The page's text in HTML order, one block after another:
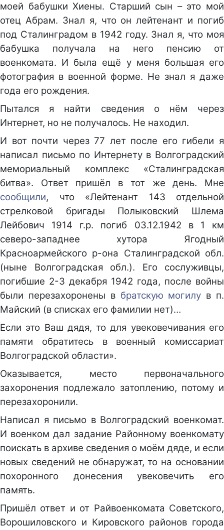
моей бабушки Хиены. Старший сын – это мой
отец Абрам. Знал я, что он лейтенант и погиб
под Сталинградом в 1942 году. Знал я, что моя
бабушка получала на него пенсию от
военкомата. И была ещё у меня большая его
фотография в военной форме. Не знал я даже
года его рождения.
Пытался я найти сведения о нём через
Интернет, но не получалось. Не находил.
И вот почти через 77 лет после его гибели я
написал письмо по Интернету в Волгоградский
мемориальный комплекс «Сталинградская
битва». Ответ пришёл в тот же день. Мне
сообщили, что «Лейтенант 143 отдельной
стрелковой бригады Полыковский Шлема
Лейбович 1914 г.р. погиб 03.12.1942 в 1 км
северо-западнее хутора Ягодный
Красноармейского р-она Сталинградской обл.
(ныне Волгоградская обл.). Его сослуживцы,
погибшие 2-3 декабря 1942 года, после войны
были перезахоронены в братскую могилу в п.
Майский (в списках его фамилии нет)…
Если это Ваш дядя, то для увековечивания его
памяти обратитесь в военный комиссариат
Волгоградской области».
Оказывается, место первоначального
захоронения подлежало затоплению, потому и
перезахоронили.
Написал я письмо в Волгоградский военкомат.
И военком дал задание Районному военкомату
поискать в архиве сведения о моём дяде, и если
новых сведений не обнаружат, то на основании
похоронного донесения увековечить его
память.
Пришёл ответ и от Райвоенкомата Советского,
Ворошиловского и Кировского районов города